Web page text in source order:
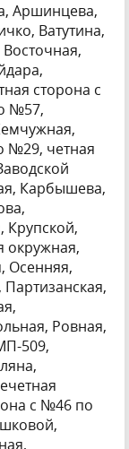
Аршинцева,
Ватутина,
сторона с
№57,
№29, четная
Карбышева,
Крупской,
окружная,
Осенняя,
Ровная,
509,
с №46 по